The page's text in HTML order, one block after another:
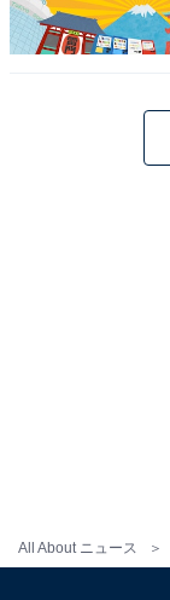
All About ニュース